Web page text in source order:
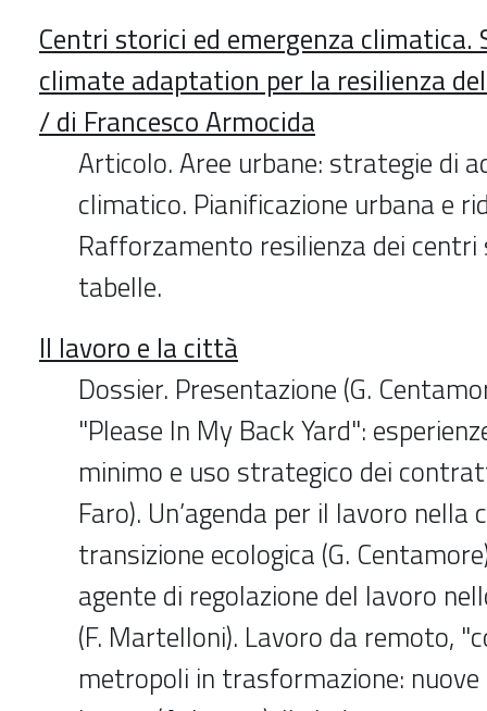
Centri storici ed emergenza climatica.
climate adaptation per la resilienza
/ di Francesco Armocida
Articolo. Aree urbane: strategie di
climatico. Pianificazione urbana e
Rafforzamento resilienza dei centri
tabelle.
Il lavoro e la città
Dossier. Presentazione (G.
"Please In My Back Yard":
minimo e uso strategico dei
Faro). Un’agenda per il lavoro
transizione ecologica (G.
agente di regolazione del lavoro
(F. Martelloni). Lavoro da remoto,
metropoli in trasformazione: nuove